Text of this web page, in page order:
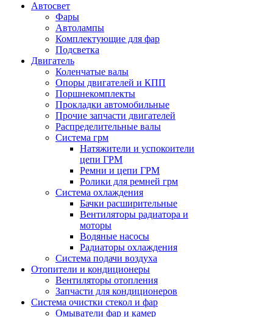
Автосвет
Фары
Автолампы
Комплектующие для фар
Подсветка
Двигатель
Коленчатые валы
Опоры двигателей и КПП
Поршнекомплекты
Прокладки автомобильные
Прочие запчасти двигателей
Распределительные валы
Система грм
Натяжители и успокоители
цепи ГРМ
Ремни и цепи ГРМ
Ролики для ремней грм
Система охлаждения
Бачки расширительные
Вентиляторы радиатора и
моторы
Водяные насосы
Радиаторы охлаждения
Система подачи воздуха
Отопители и кондиционеры
Вентиляторы отопления
Запчасти для кондиционеров
Система очистки стекол и фар
Омыватели фар и камер